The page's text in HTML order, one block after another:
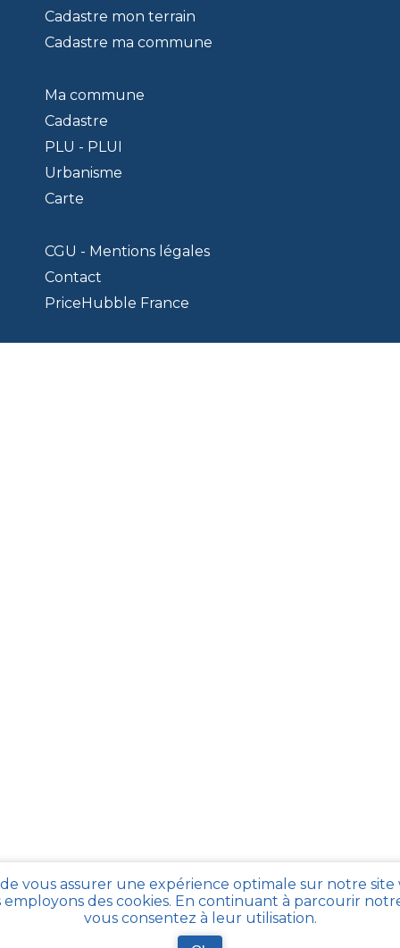
vous assurer une expérience optimale sur notre site
employons des cookies. En continuant à parcourir
vous consentez à leur utilisation.
Cadastre mon terrain
Cadastre ma commune
Ma commune
Cadastre
PLU - PLUI
Urbanisme
Carte
CGU - Mentions légales
Contact
PriceHubble France